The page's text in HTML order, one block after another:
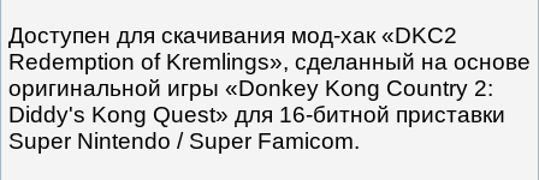
Доступен для скачивания мод-хак «DKC2
Redemption of Kremlings», сделанный на основе
оригинальной игры «Donkey Kong Country 2:
Diddy's Kong Quest» для 16-битной приставки
Super Nintendo / Super Famicom.